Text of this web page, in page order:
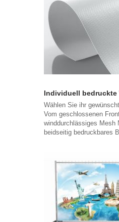
Individuell bedruckte
Wählen Sie ihr
Vom geschlossenen
winddurchlässiges Mesh
beidseitig bedruckbares